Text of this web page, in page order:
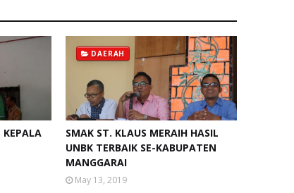
KEPALA
DAERAH
SMAK ST. KLAUS MERAIH HASIL
UNBK TERBAIK SE-KABUPATEN
MANGGARAI
May 13, 2019